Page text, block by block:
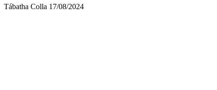
Tábatha Colla 17/08/2024